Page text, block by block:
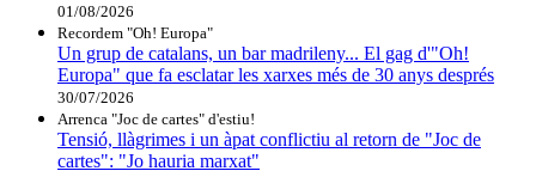
01/08/2026
Recordem "Oh! Europa"
Un grup de catalans, un bar madrileny... El gag d'"Oh!
Europa" que fa esclatar les xarxes més de 30 anys després
30/07/2026
Arrenca "Joc de cartes" d'estiu!
Tensió, llàgrimes i un àpat conflictiu al retorn de "Joc de
cartes": "Jo hauria marxat"